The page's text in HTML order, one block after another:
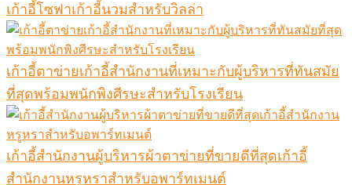
เก้าอี้โซฟาเก้าอี้นวมสำหรับวิลล่า
เก้าอี้ตาข่ายเก้าอี้สำนักงานที่เหมาะกับผู้บริหารที่ทันสมัย
ที่สุดพร้อมพนักพิงศีรษะสำหรับโรงเรียน
เก้าอี้สำนักงานผู้บริหารผ้าตาข่ายที่ขายดีที่สุดเก้าอี้
สำนักงานหรูหราสำหรับอพาร์ทเมนต์